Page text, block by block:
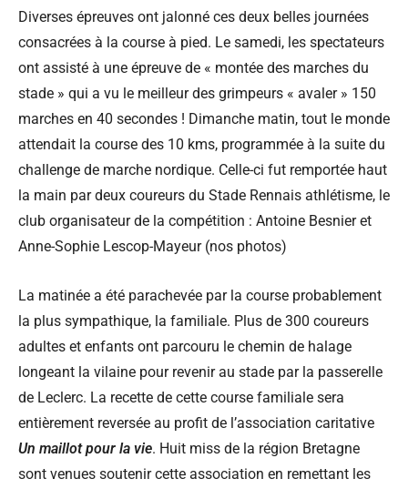
Diverses épreuves ont jalonné ces deux belles journées
consacrées à la course à pied. Le samedi, les spectateurs
ont assisté à une épreuve de « montée des marches du
stade » qui a vu le meilleur des grimpeurs « avaler » 150
marches en 40 secondes ! Dimanche matin, tout le monde
attendait la course des 10 kms, programmée à la suite du
challenge de marche nordique. Celle-ci fut remportée haut
la main par deux coureurs du Stade Rennais athlétisme, le
club organisateur de la compétition : Antoine Besnier et
Anne-Sophie Lescop-Mayeur (nos photos)
La matinée a été parachevée par la course probablement
la plus sympathique, la familiale. Plus de 300 coureurs
adultes et enfants ont parcouru le chemin de halage
longeant la vilaine pour revenir au stade par la passerelle
de Leclerc. La recette de cette course familiale sera
entièrement reversée au profit de l’association caritative
Un maillot pour la vie. Huit miss de la région Bretagne
sont venues soutenir cette association en remettant les